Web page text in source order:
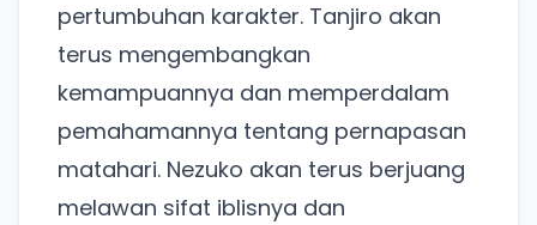
pertumbuhan karakter. Tanjiro akan
terus mengembangkan
kemampuannya dan memperdalam
pemahamannya tentang pernapasan
matahari. Nezuko akan terus berjuang
melawan sifat iblisnya dan